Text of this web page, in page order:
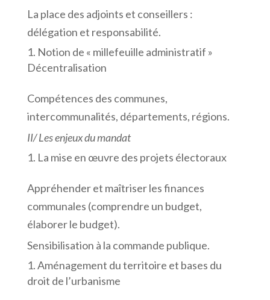
La place des adjoints et conseillers :
délégation et responsabilité.
Notion de « millefeuille administratif »
Décentralisation
Compétences des communes,
intercommunalités, départements, régions.
II/ Les enjeux du mandat
La mise en œuvre des projets électoraux
Appréhender et maîtriser les finances
communales (comprendre un budget,
élaborer le budget).
Sensibilisation à la commande publique.
Aménagement du territoire et bases du
droit de l’urbanisme